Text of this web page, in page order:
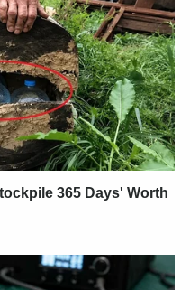
365 Days' Worth